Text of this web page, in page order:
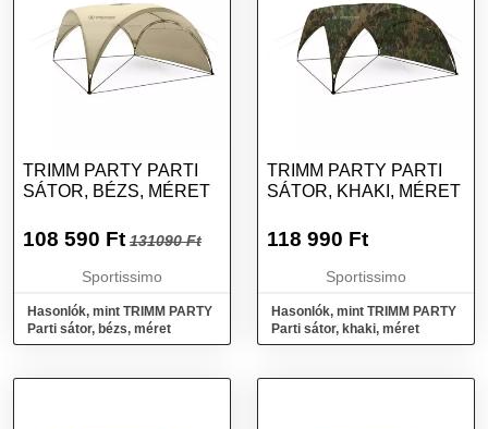
TRIMM PARTY PARTI
SÁTOR, BÉZS, MÉRET
108 590 Ft 131090 Ft
Sportissimo
Hasonlók, mint TRIMM PARTY
Parti sátor, bézs, méret
TRIMM PARTY PARTI
SÁTOR, KHAKI, MÉRET
118 990 Ft
Sportissimo
Hasonlók, mint TRIMM PARTY
Parti sátor, khaki, méret